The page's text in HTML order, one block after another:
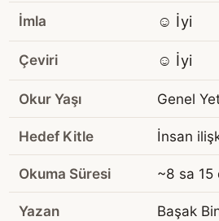
İmla ☺️ İyi
Çeviri ☺️ İyi
Okur Yaşı Genel
Hedef Kitle İnsan
Okuma Süresi ~8 sa 15
Yazan Başak